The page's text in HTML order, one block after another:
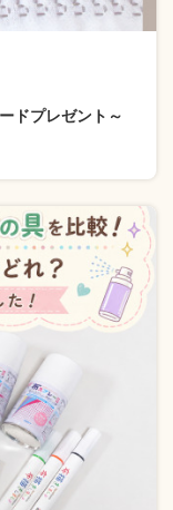
ドプレゼント～